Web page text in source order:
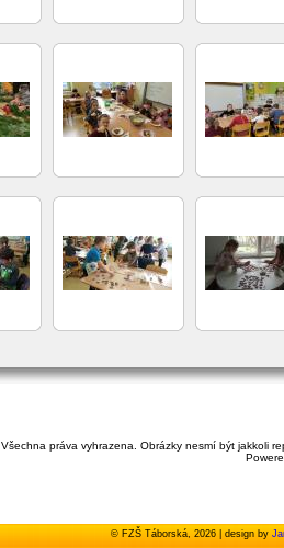
Všechna práva vyhrazena. Obrázky nesmí být jakkoli
© FZŠ Táborská, 2026 | design by